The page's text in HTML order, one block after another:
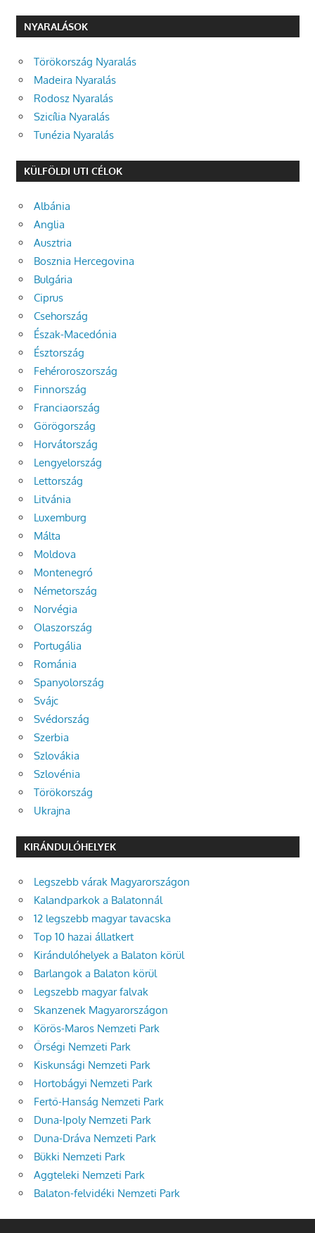
NYARALÁSOK
Törökország Nyaralás
Madeira Nyaralás
Rodosz Nyaralás
Szicília Nyaralás
Tunézia Nyaralás
KÜLFÖLDI UTI CÉLOK
Albánia
Anglia
Ausztria
Bosznia Hercegovina
Bulgária
Ciprus
Csehország
Észak-Macedónia
Észtország
Fehéroroszország
Finnország
Franciaország
Görögország
Horvátország
Lengyelország
Lettország
Litvánia
Luxemburg
Málta
Moldova
Montenegró
Németország
Norvégia
Olaszország
Portugália
Románia
Spanyolország
Svájc
Svédország
Szerbia
Szlovákia
Szlovénia
Törökország
Ukrajna
KIRÁNDULÓHELYEK
Legszebb várak Magyarországon
Kalandparkok a Balatonnál
12 legszebb magyar tavacska
Top 10 hazai állatkert
Kirándulóhelyek a Balaton körül
Barlangok a Balaton körül
Legszebb magyar falvak
Skanzenek Magyarországon
Körös-Maros Nemzeti Park
Őrségi Nemzeti Park
Kiskunsági Nemzeti Park
Hortobágyi Nemzeti Park
Fertő-Hanság Nemzeti Park
Duna-Ipoly Nemzeti Park
Duna-Dráva Nemzeti Park
Bükki Nemzeti Park
Aggteleki Nemzeti Park
Balaton-felvidéki Nemzeti Park